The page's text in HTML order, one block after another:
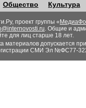
Общество Культура
проект группы «
. Общие и
для лиц старше 18 лет.
материалов допускается
СМИ Эл №ФС77-